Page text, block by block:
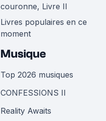
couronne, Livre II
Livres populaires en ce
moment
Musique
Top 2026 musiques
CONFESSIONS II
Reality Awaits